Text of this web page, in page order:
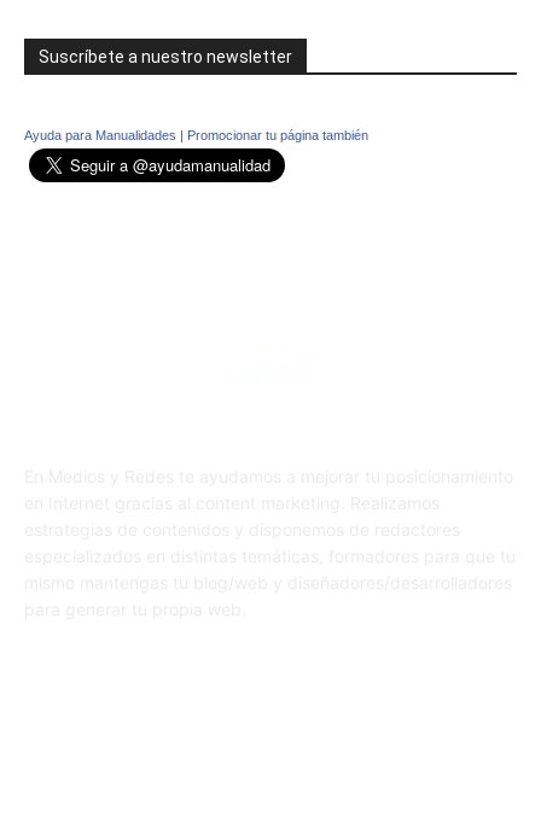
Suscríbete a nuestro newsletter
Ayuda para Manualidades | Promocionar tu página también